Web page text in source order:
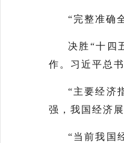
“完整准确
决胜“十四
作。习近平总
“主要经济
强，我国经济
“当前我国